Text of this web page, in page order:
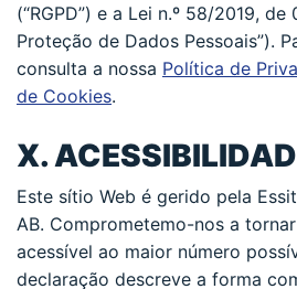
(“RGPD”) e a Lei n.º 58/2019,
Proteção de Dados Pessoais”).
consulta a nossa Política de
de Cookies.
X.
Este sítio Web é gerido pela
AB. Comprometemo-nos a
acessível ao maior número
declaração descreve a forma